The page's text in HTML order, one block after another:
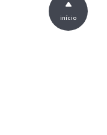
início